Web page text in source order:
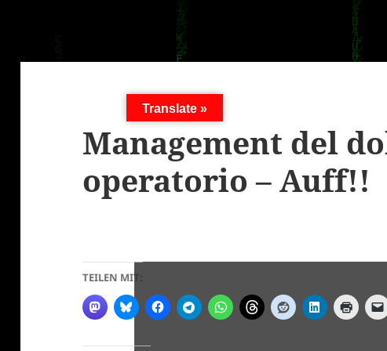
Management del
operatorio – Auff!!
TEILEN MIT:
Translate »